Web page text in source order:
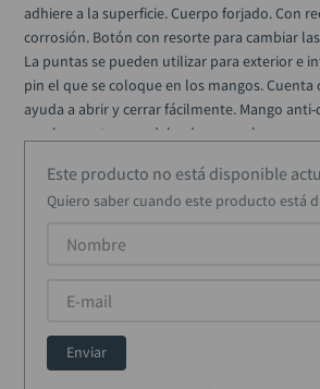
adhiere a la superficie. Cuerpo forjado. Con
corrosión. Botón con resorte para cambiar
La puntas se pueden utilizar para exterior e
pin el que se coloque en los mangos. Cuenta
ayuda a abrir y cerrar fácilmente. Mango
que las puntas son delgadas y que los
Este producto no está disponible
Quiero saber cuando este producto está
Enviar